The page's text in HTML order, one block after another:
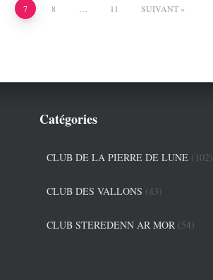
7 8 … 11 SUIVANT
Catégories
CLUB DE LA PIERRE DE LUNE (102)
CLUB DES VALLONS (43)
CLUB STEREDENN AR MOR (54)